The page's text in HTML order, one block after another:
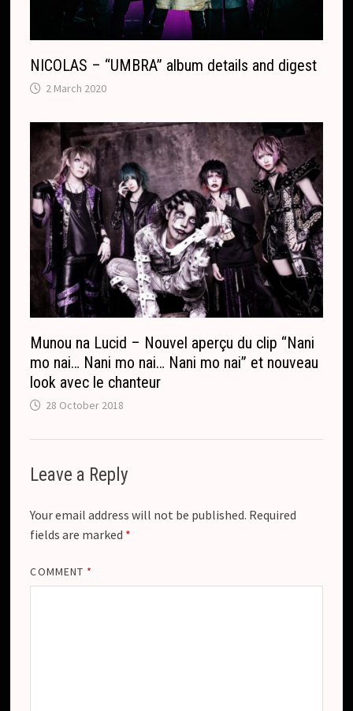
NICOLAS – “UMBRA” album details and digest
2 March 2020
Munou na Lucid – Nouvel aperçu du clip “Nani
mo nai… Nani mo nai… Nani mo nai” et nouveau
look avec le chanteur
28 October 2018
Leave a Reply
Your email address will not be published. Required
fields are marked *
COMMENT *